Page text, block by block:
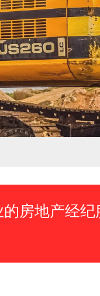
房地产经纪